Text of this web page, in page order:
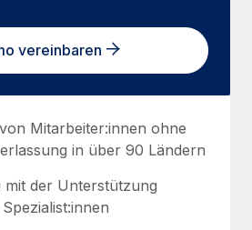
vereinbaren
Mitarbeiter:innen ohne
in über 90 Ländern
mit der Unterstützung